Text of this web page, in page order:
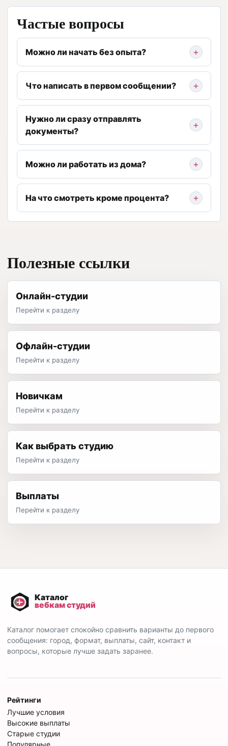
Частые вопросы
Можно ли начать без опыта?
Что написать в первом сообщении?
Нужно ли сразу отправлять
документы?
Можно ли работать из дома?
На что смотреть кроме процента?
Полезные ссылки
Онлайн-студии
Перейти к разделу
Офлайн-студии
Перейти к разделу
Новичкам
Перейти к разделу
Как выбрать студию
Перейти к разделу
Выплаты
Перейти к разделу
Каталог помогает спокойно сравнить варианты до первого
сообщения: город, формат, выплаты, сайт, контакт и
вопросы, которые лучше задать заранее.
Рейтинги
Лучшие условия
Высокие выплаты
Старые студии
Популярные